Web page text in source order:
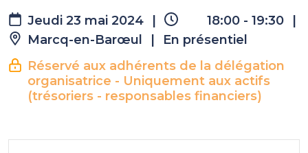
Jeudi 23 mai 2024 18:00 - 19:30
Marcq-en-Barœul
En présentiel
Réservé aux adhérents de la délégation
organisatrice - Uniquement aux actifs
(trésoriers - responsables financiers)